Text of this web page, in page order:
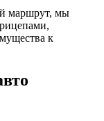
маршрут, мы
к